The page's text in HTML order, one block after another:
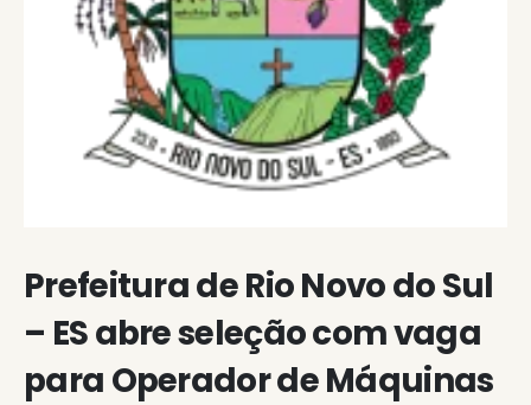
Prefeitura de Rio Novo do Sul
– ES abre seleção com vaga
para Operador de Máquinas